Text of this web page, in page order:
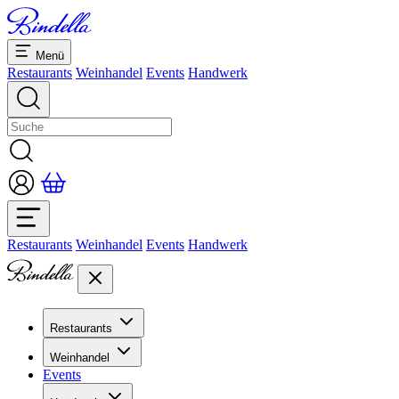
Menü
Restaurants Weinhandel Events Handwerk
Restaurants Weinhandel Events Handwerk
Restaurants
Übersicht Restaurants
Bankette & Events
Dolcezze
Weinhandel
Übersicht
Events